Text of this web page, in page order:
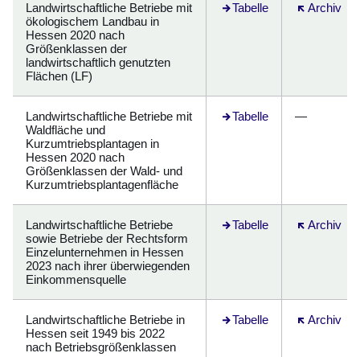
Landwirtschaftliche Betriebe mit
ökologischem Landbau in
Hessen 2020 nach
Größenklassen der
landwirtschaftlich genutzten
Flächen (LF)
Tabelle
Öffnet sich in einemArchiv
Öffnet sich
Landwirtschaftliche Betriebe mit
Waldfläche und
Kurzumtriebsplantagen in
Hessen 2020 nach
Größenklassen der Wald- und
Kurzumtriebsplantagenfläche
Tabelle
Öffnet sich in einem
—
Landwirtschaftliche Betriebe
sowie Betriebe der Rechtsform
Einzelunternehmen in Hessen
2023 nach ihrer überwiegenden
Einkommensquelle
Tabelle
Öffnet sich in einemArchiv
Öffnet sich
Landwirtschaftliche Betriebe in
Hessen seit 1949 bis 2022
nach Betriebsgrößenklassen
Tabelle
Öffnet sich in einemArchiv
Öffnet sich